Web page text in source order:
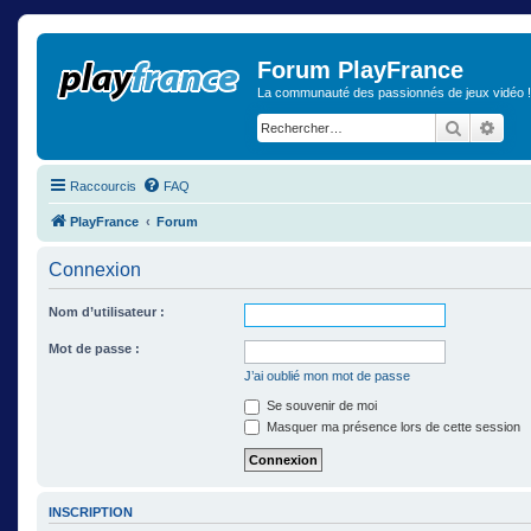
Forum PlayFrance
La communauté des passionnés de jeux vidéo !
Raccourcis FAQ
PlayFrance Forum
Connexion
Nom d’utilisateur :
Mot de passe :
J’ai oublié mon mot de passe
Se souvenir de moi
Masquer ma présence lors de cette session
INSCRIPTION